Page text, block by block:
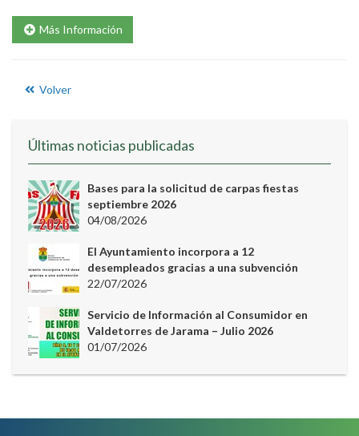
Más Información
Volver
Últimas noticias publicadas
Bases para la solicitud de carpas fiestas
septiembre 2026
04/08/2026
El Ayuntamiento incorpora a 12
desempleados gracias a una subvención
22/07/2026
Servicio de Información al Consumidor en
Valdetorres de Jarama – Julio 2026
01/07/2026